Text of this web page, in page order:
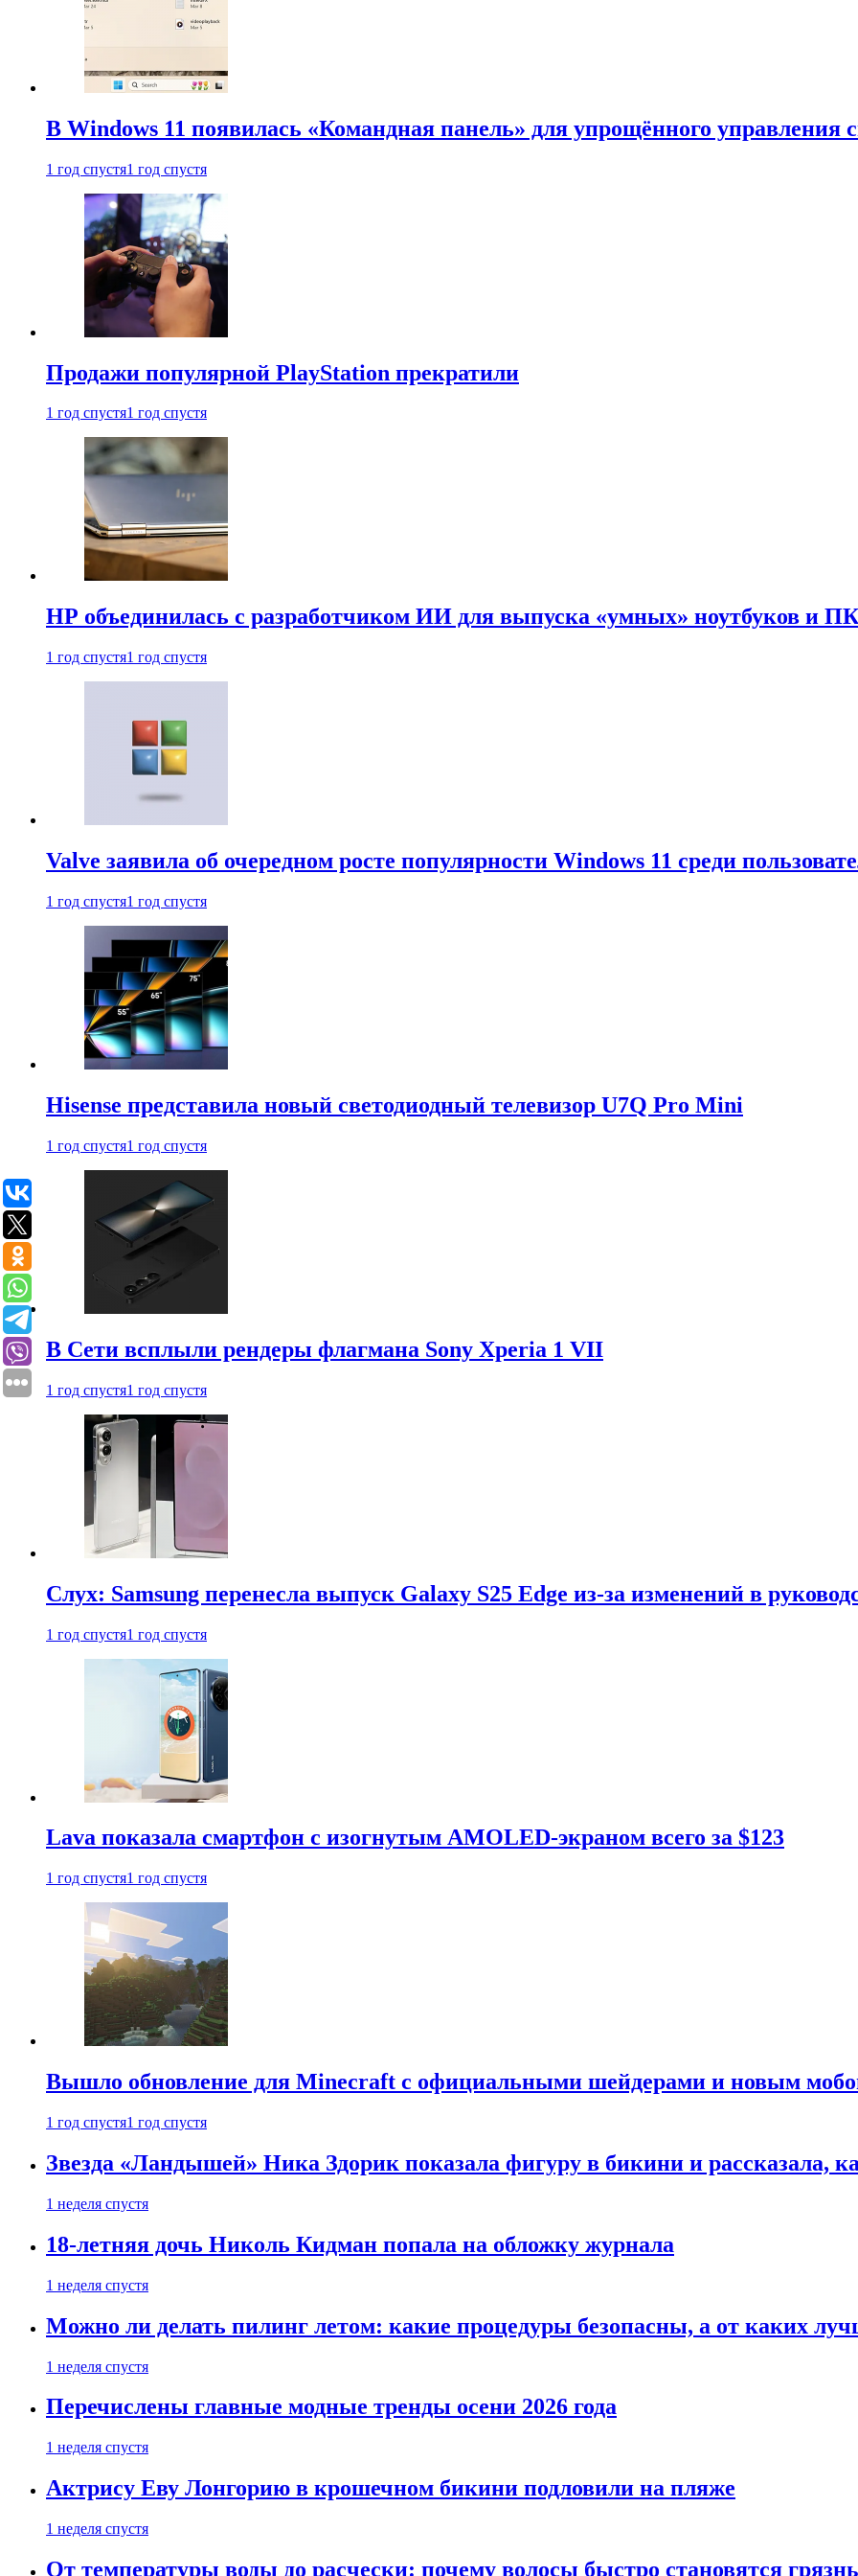
В Windows 11 появилась «Командная панель» для упрощённого управления
1 год спустя1 год спустя
Продажи популярной PlayStation прекратили
1 год спустя1 год спустя
HP объединилась с разработчиком ИИ для выпуска «умных» ноутбуков и ПК
1 год спустя1 год спустя
Valve заявила об очередном росте популярности Windows 11 среди
1 год спустя1 год спустя
Hisense представила новый светодиодный телевизор U7Q Pro Mini
1 год спустя1 год спустя
В Сети всплыли рендеры флагмана Sony Xperia 1 VII
1 год спустя1 год спустя
Слух: Samsung перенесла выпуск Galaxy S25 Edge из-за изменений в
1 год спустя1 год спустя
Lava показала смартфон с изогнутым AMOLED-экраном всего за $123
1 год спустя1 год спустя
Вышло обновление для Minecraft с официальными шейдерами и новым
1 год спустя1 год спустя
Звезда «Ландышей» Ника Здорик показала фигуру в бикини и рассказала,
1 неделя спустя
18-летняя дочь Николь Кидман попала на обложку журнала
1 неделя спустя
Можно ли делать пилинг летом: какие процедуры безопасны, а от каких
1 неделя спустя
Перечислены главные модные тренды осени 2026 года
1 неделя спустя
Актрису Еву Лонгорию в крошечном бикини подловили на пляже
1 неделя спустя
От температуры воды до расчески: почему волосы быстро становятся